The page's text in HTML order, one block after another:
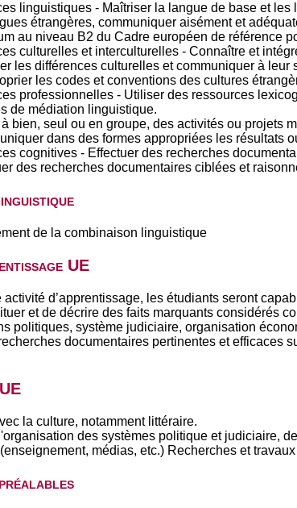
linguistiques - Maîtriser la langue de base et les
étrangères, communiquer aisément et
au niveau B2 du Cadre européen de référence
culturelles et interculturelles - Connaître et
les différences culturelles et communiquer à leur
les codes et conventions des cultures
professionnelles - Utiliser des ressources
de médiation linguistique.
à bien, seul ou en groupe, des activités ou projets
dans des formes appropriées les résultats
cognitives - Effectuer des recherches
des recherches documentaires ciblées et
de la combinaison linguistique
UE
activité d’apprentissage, les étudiants seront
et de décrire des faits marquants considérés
politiques, système judiciaire, organisation
documentaires pertinentes et efficaces
la culture, notamment littéraire.
des systèmes politique et judiciaire,
médias, etc.) Recherches et